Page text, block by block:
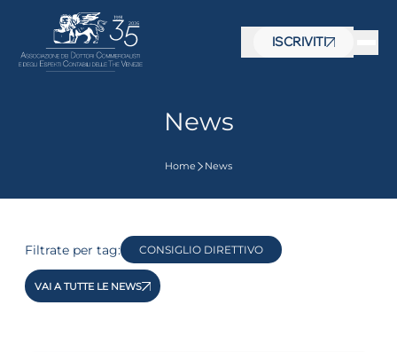
ISCRIVITI
News
Home News
Filtrate per tag: CONSIGLIO DIRETTIVO
VAI A TUTTE LE NEWS